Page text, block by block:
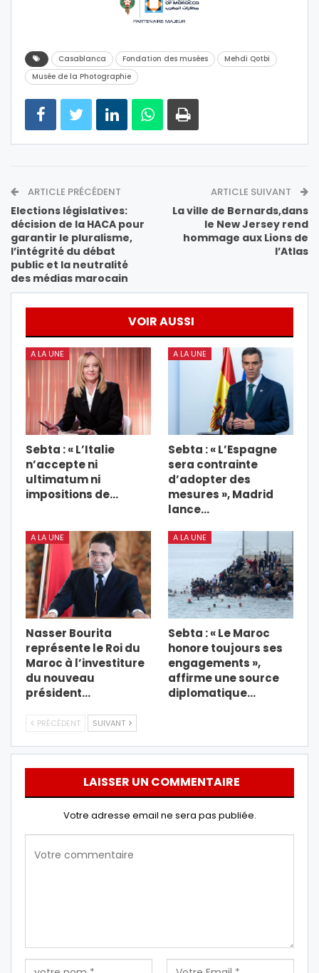
Casablanca Fondation des musées
Mehdi Qotbi
Musée de la Photographie
ARTICLE PRÉCÉDENT
Elections législatives:
décision de la HACA pour
garantir le pluralisme,
l’intégrité du débat
public et la neutralité
des médias marocain
ARTICLE SUIVANT
La ville de Bernards,dans
le New Jersey rend
hommage aux Lions de
l’Atlas
VOIR AUSSI
A LA UNE
Sebta : « L’Italie
n’accepte ni
ultimatum ni
impositions de…
A LA UNE
Sebta : « L’Espagne
sera contrainte
d’adopter des
mesures », Madrid
lance…
A LA UNE
Nasser Bourita
représente le Roi du
Maroc à l’investiture
du nouveau
président…
A LA UNE
Sebta : « Le Maroc
honore toujours ses
engagements »,
affirme une source
diplomatique…
PRÉCÉDENT SUIVANT
LAISSER UN COMMENTAIRE
Votre adresse email ne sera pas publiée.